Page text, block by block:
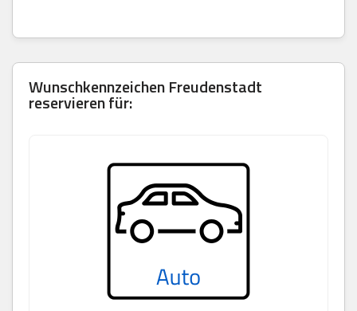
Wunschkennzeichen Freudenstadt
reservieren für: